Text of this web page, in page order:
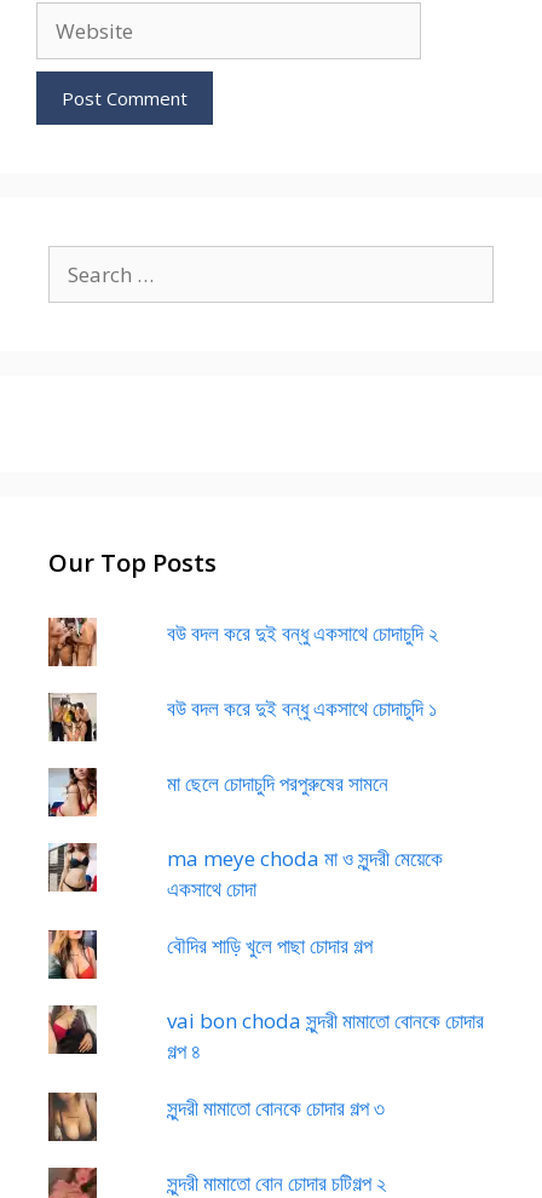
for:
Our Top Posts
বউ বদল করে দুই বন্ধু একসাথে চোদাচুদি ২
বউ বদল করে দুই বন্ধু একসাথে চোদাচুদি ১
মা ছেলে চোদাচুদি পরপুরুষের সামনে
ma meye choda মা ও সুন্দরী মেয়েকে
একসাথে চোদা
বৌদির শাড়ি খুলে পাছা চোদার গল্প
vai bon choda সুন্দরী মামাতো বোনকে চোদার
গল্প ৪
সুন্দরী মামাতো বোনকে চোদার গল্প ৩
সুন্দরী মামাতো বোন চোদার চটিগল্প ২